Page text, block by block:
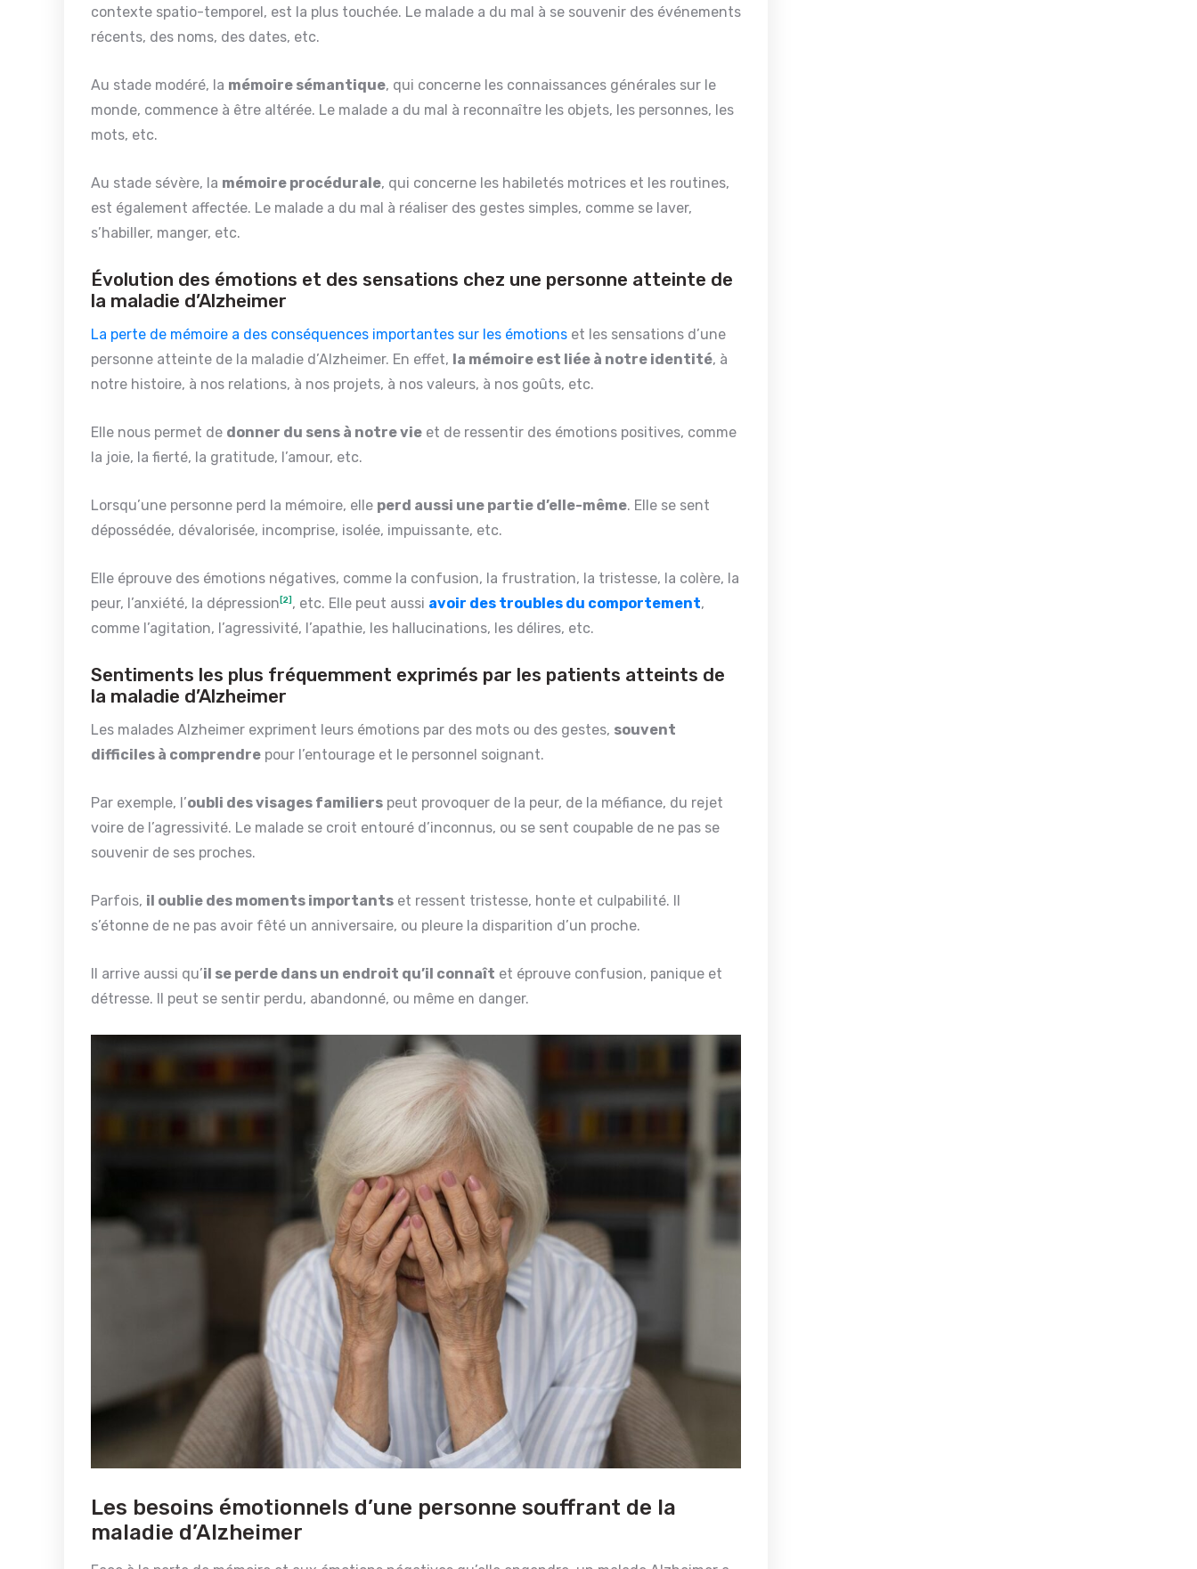
contexte spatio-temporel, est la plus touchée. Le malade a du mal à se souvenir des événements
récents, des noms, des dates, etc.
Au stade modéré, la mémoire sémantique, qui concerne les connaissances générales sur le
monde, commence à être altérée. Le malade a du mal à reconnaître les objets, les personnes, les
mots, etc.
Au stade sévère, la mémoire procédurale, qui concerne les habiletés motrices et les routines,
est également affectée. Le malade a du mal à réaliser des gestes simples, comme se laver,
s’habiller, manger, etc.
Évolution des émotions et des sensations chez une personne atteinte de
la maladie d’Alzheimer
La perte de mémoire a des conséquences importantes sur les émotions et les sensations d’une
personne atteinte de la maladie d’Alzheimer. En effet, la mémoire est liée à notre identité, à
notre histoire, à nos relations, à nos projets, à nos valeurs, à nos goûts, etc.
Elle nous permet de donner du sens à notre vie et de ressentir des émotions positives, comme
la joie, la fierté, la gratitude, l’amour, etc.
Lorsqu’une personne perd la mémoire, elle perd aussi une partie d’elle-même. Elle se sent
dépossédée, dévalorisée, incomprise, isolée, impuissante, etc.
Elle éprouve des émotions négatives, comme la confusion, la frustration, la tristesse, la colère, la
peur, l’anxiété, la dépression [2] , etc. Elle peut aussi avoir des troubles du comportement,
comme l’agitation, l’agressivité, l’apathie, les hallucinations, les délires, etc.
Sentiments les plus fréquemment exprimés par les patients atteints de
la maladie d’Alzheimer
Les malades Alzheimer expriment leurs émotions par des mots ou des gestes, souvent
difficiles à comprendre pour l’entourage et le personnel soignant.
Par exemple, l’oubli des visages familiers peut provoquer de la peur, de la méfiance, du rejet
voire de l’agressivité. Le malade se croit entouré d’inconnus, ou se sent coupable de ne pas se
souvenir de ses proches.
Parfois, il oublie des moments importants et ressent tristesse, honte et culpabilité. Il
s’étonne de ne pas avoir fêté un anniversaire, ou pleure la disparition d’un proche.
Il arrive aussi qu’il se perde dans un endroit qu’il connaît et éprouve confusion, panique et
détresse. Il peut se sentir perdu, abandonné, ou même en danger.
Les besoins émotionnels d’une personne souffrant de la
maladie d’Alzheimer